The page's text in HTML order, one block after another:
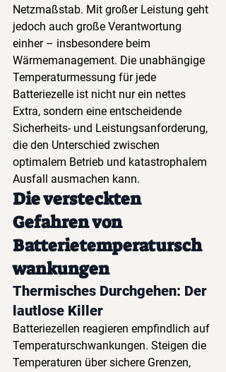
Netzmaßstab. Mit großer Leistung geht
jedoch auch große Verantwortung
einher – insbesondere beim
Wärmemanagement. Die unabhängige
Temperaturmessung für jede
Batteriezelle ist nicht nur ein nettes
Extra, sondern eine entscheidende
Sicherheits- und Leistungsanforderung,
die den Unterschied zwischen
optimalem Betrieb und katastrophalem
Ausfall ausmachen kann.
Die versteckten
Gefahren von
Batterietemperatursch
wankungen
Thermisches Durchgehen: Der
lautlose Killer
Batteriezellen reagieren empfindlich auf
Temperaturschwankungen. Steigen die
Temperaturen über sichere Grenzen,